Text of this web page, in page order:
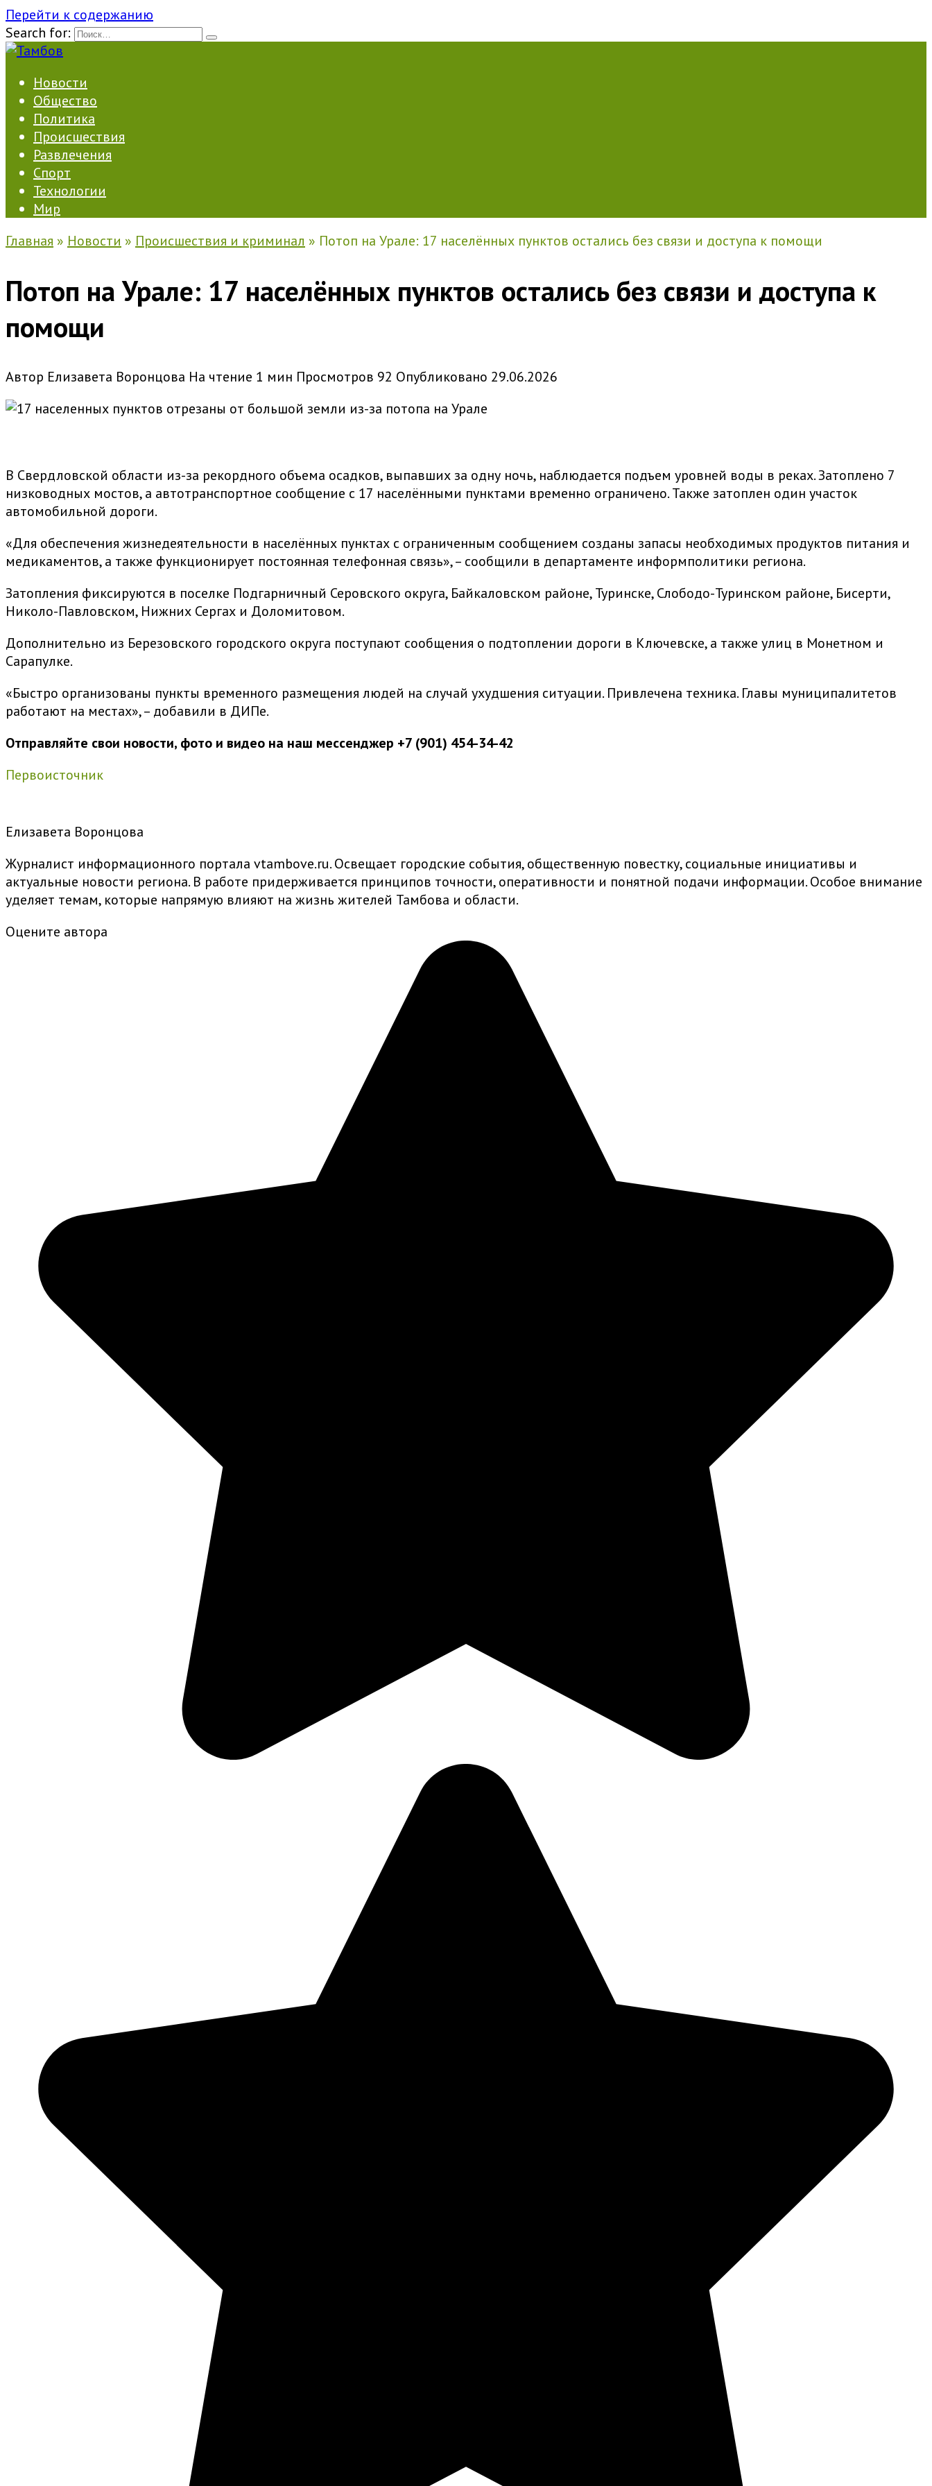
Перейти к содержанию
Search for:
Новости
Общество
Политика
Происшествия
Развлечения
Спорт
Технологии
Мир
Главная » Новости » Происшествия и криминал » Потоп на Урале: 17 населённых пунктов остались без связи и доступа к помощи
Потоп на Урале: 17 населённых пунктов остались без связи и доступа к
помощи
Автор Елизавета Воронцова На чтение 1 мин Просмотров 92 Опубликовано 29.06.2026
В Свердловской области из-за рекордного объема осадков, выпавших за одну ночь, наблюдается подъем уровней воды в реках. Затоплено 7
низководных мостов, а автотранспортное сообщение с 17 населёнными пунктами временно ограничено. Также затоплен один участок
автомобильной дороги.
«Для обеспечения жизнедеятельности в населённых пунктах с ограниченным сообщением созданы запасы необходимых продуктов питания и
медикаментов, а также функционирует постоянная телефонная связь», – сообщили в департаменте информполитики региона.
Затопления фиксируются в поселке Подгарничный Серовского округа, Байкаловском районе, Туринске, Слободо-Туринском районе, Бисерти,
Николо-Павловском, Нижних Сергах и Доломитовом.
Дополнительно из Березовского городского округа поступают сообщения о подтоплении дороги в Ключевске, а также улиц в Монетном и
Сарапулке.
«Быстро организованы пункты временного размещения людей на случай ухудшения ситуации. Привлечена техника. Главы муниципалитетов
работают на местах», – добавили в ДИПе.
Отправляйте свои новости, фото и видео на наш мессенджер +7 (901) 454-34-42
Первоисточник
Елизавета Воронцова
Журналист информационного портала vtambove.ru. Освещает городские события, общественную повестку, социальные инициативы и
актуальные новости региона. В работе придерживается принципов точности, оперативности и понятной подачи информации. Особое внимание
уделяет темам, которые напрямую влияют на жизнь жителей Тамбова и области.
Оцените автора